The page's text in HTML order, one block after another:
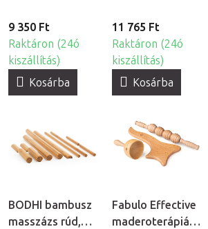
9 350 Ft
Raktáron (24ó
kiszállítás)
Kosárba
11 765 Ft
Raktáron (24ó
kiszállítás)
Kosárba
BODHI bambusz
masszázs rúd,
Fabulo Effective
maderoterápiás